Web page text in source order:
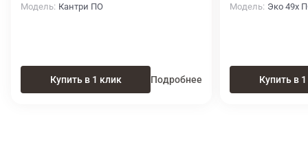
Модель Кантри ПО
Купить в 1 клик Подробнее
Модель Эко 49х
Купить в